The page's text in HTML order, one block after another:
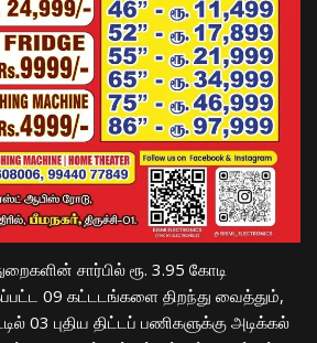
சார்பில் ரூ. 3.95 கோடி
09 கட்டடங்களை திறந்து வைத்தும்,
03 புதிய திட்டப் பணிகளுக்கு அடிக்கல்